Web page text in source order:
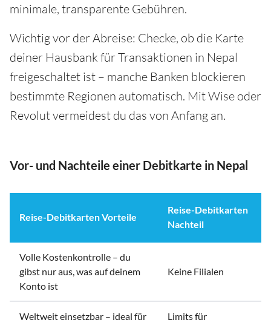
minimale, transparente Gebühren.
Wichtig vor der Abreise: Checke, ob die Karte
deiner Hausbank für Transaktionen in Nepal
freigeschaltet ist – manche Banken blockieren
bestimmte Regionen automatisch. Mit Wise oder
Revolut vermeidest du das von Anfang an.
Vor- und Nachteile einer Debitkarte in Nepal
Reise-Debitkarten Vorteile
Reise-Debitkarten
Nachteil
Volle Kostenkontrolle – du
gibst nur aus, was auf deinem
Konto ist
Keine Filialen
Weltweit einsetzbar – ideal für
Limits für